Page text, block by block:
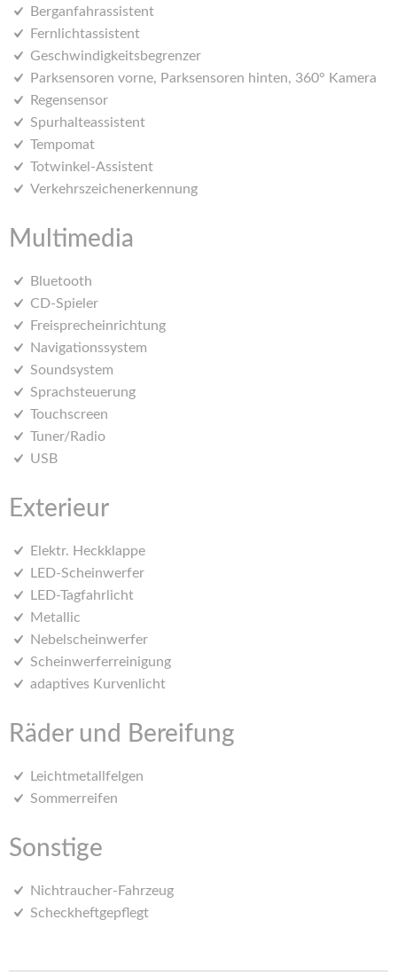
Berganfahrassistent
Fernlichtassistent
Geschwindigkeitsbegrenzer
Parksensoren vorne, Parksensoren hinten, 360° Kamera
Regensensor
Spurhalteassistent
Tempomat
Totwinkel-Assistent
Verkehrszeichenerkennung
Multimedia
Bluetooth
CD-Spieler
Freisprecheinrichtung
Navigationssystem
Soundsystem
Sprachsteuerung
Touchscreen
Tuner/Radio
USB
Exterieur
Elektr. Heckklappe
LED-Scheinwerfer
LED-Tagfahrlicht
Metallic
Nebelscheinwerfer
Scheinwerferreinigung
adaptives Kurvenlicht
Räder und Bereifung
Leichtmetallfelgen
Sommerreifen
Sonstige
Nichtraucher-Fahrzeug
Scheckheftgepflegt